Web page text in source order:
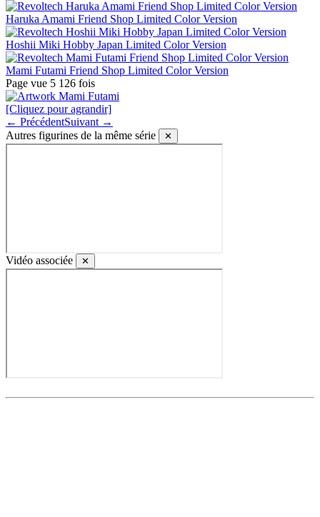
Haruka Amami Friend Shop Limited Color Version
Hoshii Miki Hobby Japan Limited Color Version
Mami Futami Friend Shop Limited Color Version
Page vue 5 126 fois
[Cliquez pour agrandir]
← PrécédentSuivant →
Autres figurines de la même série
✕
Vidéo associée ✕